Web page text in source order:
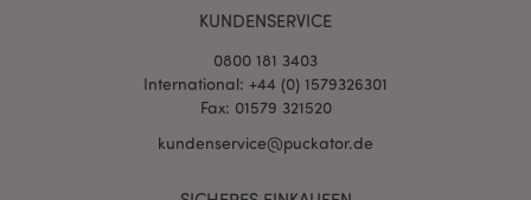
KUNDENSERVICE
0800 181 3403
International: +44 (0) 1579326301
Fax: 01579 321520
kundenservice@puckator.de